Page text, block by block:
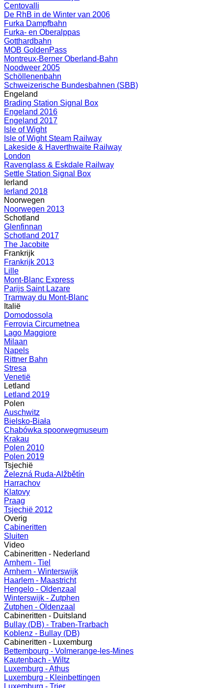
Centovalli
De RhB in de Winter van 2006
Furka Dampfbahn
Furka- en Oberalppas
Gotthardbahn
MOB GoldenPass
Montreux-Berner Oberland-Bahn
Noodweer 2005
Schöllenenbahn
Schweizerische Bundesbahnen (SBB)
Engeland
Brading Station Signal Box
Engeland 2016
Engeland 2017
Isle of Wight
Isle of Wight Steam Railway
Lakeside & Haverthwaite Railway
London
Ravenglass & Eskdale Railway
Settle Station Signal Box
Ierland
Ierland 2018
Noorwegen
Noorwegen 2013
Schotland
Glenfinnan
Schotland 2017
The Jacobite
Frankrijk
Frankrijk 2013
Lille
Mont-Blanc Express
Parijs Saint Lazare
Tramway du Mont-Blanc
Italië
Domodossola
Ferrovia Circumetnea
Lago Maggiore
Milaan
Napels
Rittner Bahn
Stresa
Venetië
Letland
Letland 2019
Polen
Auschwitz
Bielsko-Biała
Chabówka spoorwegmuseum
Krakau
Polen 2010
Polen 2019
Tsjechië
Železná Ruda-Alžbětín
Harrachov
Klatovy
Praag
Tsjechië 2012
Overig
Cabineritten
Sluiten
Video
Cabineritten - Nederland
Arnhem - Tiel
Arnhem - Winterswijk
Haarlem - Maastricht
Hengelo - Oldenzaal
Winterswijk - Zutphen
Zutphen - Oldenzaal
Cabineritten - Duitsland
Bullay (DB) - Traben-Trarbach
Koblenz - Bullay (DB)
Cabineritten - Luxemburg
Bettembourg - Volmerange-les-Mines
Kautenbach - Wiltz
Luxemburg - Athus
Luxemburg - Kleinbettingen
Luxemburg - Trier